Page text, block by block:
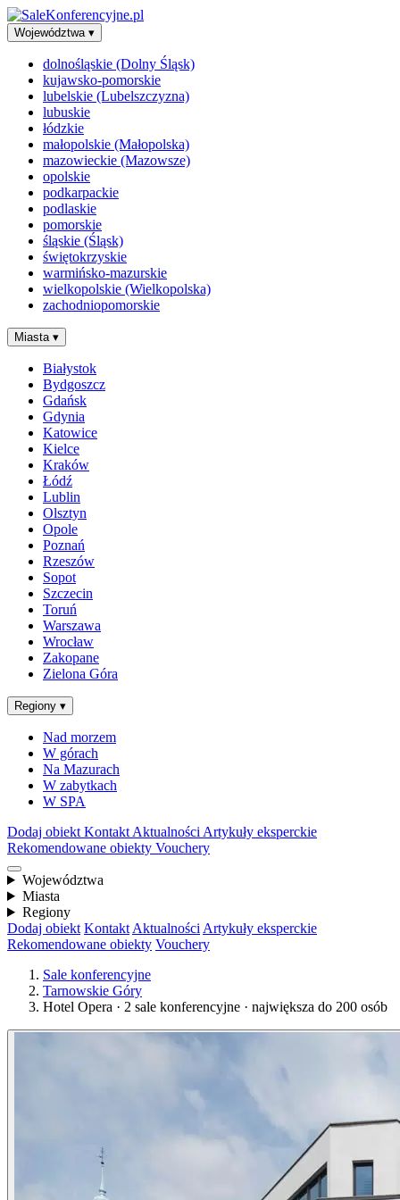
Województwa ▾
dolnośląskie (Dolny Śląsk)
kujawsko-pomorskie
lubelskie (Lubelszczyzna)
lubuskie
łódzkie
małopolskie (Małopolska)
mazowieckie (Mazowsze)
opolskie
podkarpackie
podlaskie
pomorskie
śląskie (Śląsk)
świętokrzyskie
warmińsko-mazurskie
wielkopolskie (Wielkopolska)
zachodniopomorskie
Miasta ▾
Białystok
Bydgoszcz
Gdańsk
Gdynia
Katowice
Kielce
Kraków
Łódź
Lublin
Olsztyn
Opole
Poznań
Rzeszów
Sopot
Szczecin
Toruń
Warszawa
Wrocław
Zakopane
Zielona Góra
Regiony ▾
Nad morzem
W górach
Na Mazurach
W zabytkach
W SPA
Dodaj obiekt Kontakt Aktualności Artykuły eksperckie
Rekomendowane obiekty Vouchery
Województwa
Miasta
Regiony
Dodaj obiekt Kontakt Aktualności Artykuły eksperckie
Rekomendowane obiekty Vouchery
Sale konferencyjne
Tarnowskie Góry
Hotel Opera · 2 sale konferencyjne · największa do 200 osób